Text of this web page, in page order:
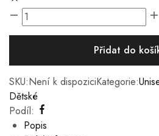
Přidat do
SKU:Není k dispoziciKategorie:
Dětské
Podíl:
Popis